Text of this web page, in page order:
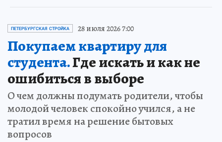
ПЕТЕРБУРГСКАЯ СТРОЙКА 28 июля 2026 7:00
Покупаем квартиру для
студента.Где искать и как не
ошибиться в выборе
О чем должны подумать родители, чтобы
молодой человек спокойно учился, а не
тратил время на решение бытовых
вопросов